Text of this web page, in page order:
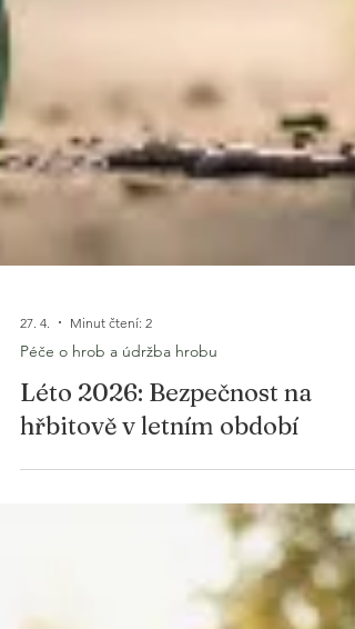
Péče o hrob a údržba hrobu
Léto 2026: Bezpečnost na
hřbitově v letním období